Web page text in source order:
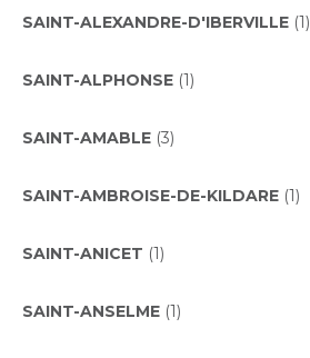
SAINT-ALEXANDRE-D'IBERVILLE (1)
SAINT-ALPHONSE (1)
SAINT-AMABLE (3)
SAINT-AMBROISE-DE-KILDARE (1)
SAINT-ANICET (1)
SAINT-ANSELME (1)